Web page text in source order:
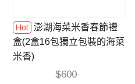
澎湖海菜米香春節禮
盒(2盒16包獨立包裝的海菜
米香)
$600